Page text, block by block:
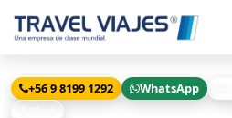
+56 9 8199 1292 WhatsApp